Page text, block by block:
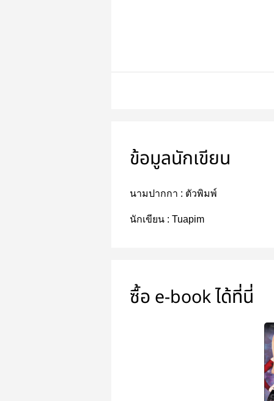
ข้อมูลนักเขียน
นามปากกา : ตัวพิมพ์
นักเขียน : Tuapim
ซื้อ e-book ได้ที่นี่